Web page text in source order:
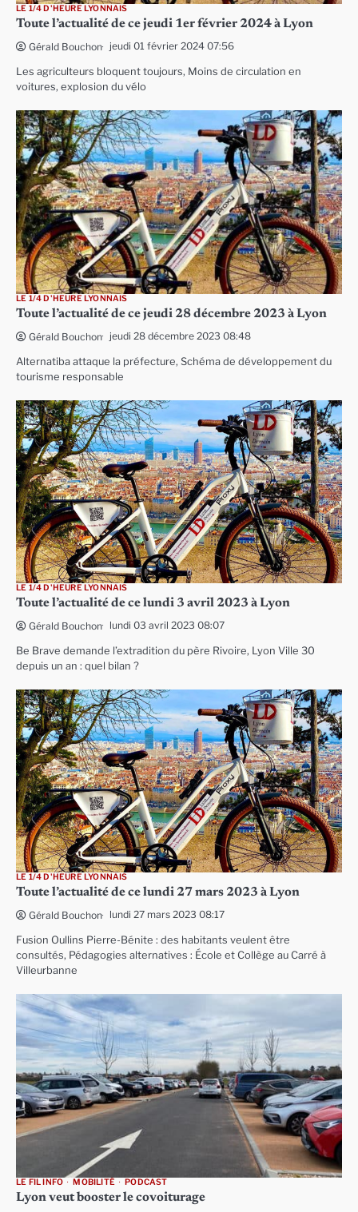
LE 1/4 D'HEURE LYONNAIS
Toute l’actualité de ce jeudi 1er février 2024 à Lyon
Gérald Bouchon jeudi 01 février 2024 07:56
Les agriculteurs bloquent toujours, Moins de circulation en
voitures, explosion du vélo
LE 1/4 D'HEURE LYONNAIS
Toute l’actualité de ce jeudi 28 décembre 2023 à Lyon
Gérald Bouchon jeudi 28 décembre 2023 08:48
Alternatiba attaque la préfecture, Schéma de développement du
tourisme responsable
LE 1/4 D'HEURE LYONNAIS
Toute l’actualité de ce lundi 3 avril 2023 à Lyon
Gérald Bouchon lundi 03 avril 2023 08:07
Be Brave demande l’extradition du père Rivoire, Lyon Ville 30
depuis un an : quel bilan ?
LE 1/4 D'HEURE LYONNAIS
Toute l’actualité de ce lundi 27 mars 2023 à Lyon
Gérald Bouchon lundi 27 mars 2023 08:17
Fusion Oullins Pierre-Bénite : des habitants veulent être
consultés, Pédagogies alternatives : École et Collège au Carré à
Villeurbanne
LE FIL INFO MOBILITÉ PODCAST
Lyon veut booster le covoiturage